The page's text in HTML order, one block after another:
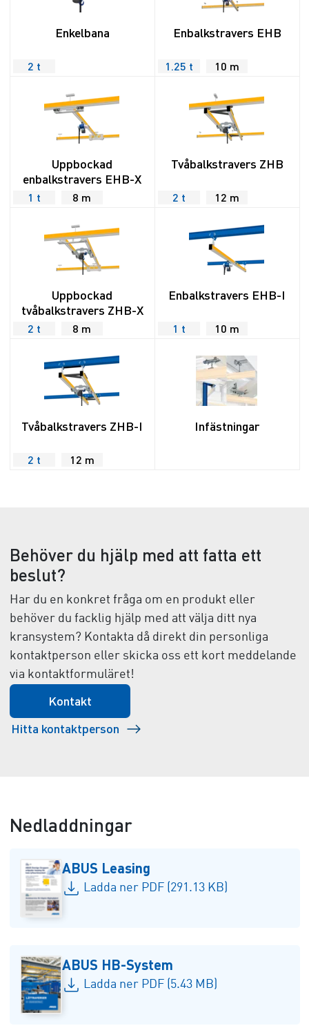
Enkelbana
2 t
Enbalkstravers EHB
1.25 t 10 m
Uppbockad
enbalkstravers EHB-X
1 t 8 m
Tvåbalkstravers ZHB
2 t 12 m
Uppbockad
tvåbalkstravers ZHB-X
2 t 8 m
Enbalkstravers EHB-I
1 t 10 m
Tvåbalkstravers ZHB-I
2 t 12 m
Infästningar
Behöver du hjälp med att fatta ett
beslut?
Har du en konkret fråga om en produkt eller
behöver du facklig hjälp med att välja ditt nya
kransystem? Kontakta då direkt din personliga
kontaktperson eller skicka oss ett kort meddelande
via kontaktformuläret!
Kontakt
Hitta kontaktperson
Nedladdningar
ABUS Leasing
Ladda ner PDF (291.13 KB)
ABUS HB-System
Ladda ner PDF (5.43 MB)